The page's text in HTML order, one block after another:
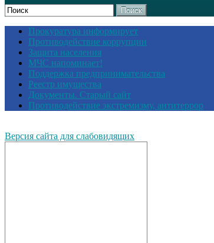
Поиск
Прокуратура информирует
Противодействие коррупции
Защита населения
МЧС напоминает!
Поддержка предпринимательства
Реестр имущества
Документы. Старый сайт
Противодействие экстремизму, антитеррор
Версия сайта для слабовидящих